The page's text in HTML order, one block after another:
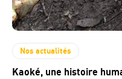
Nos actualités
Kaoké, une histoire